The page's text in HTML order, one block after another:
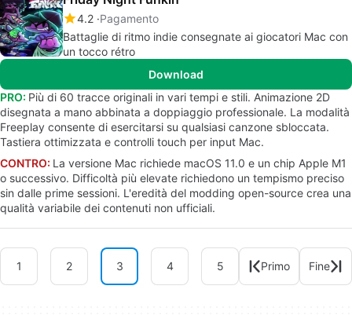
4.2 Pagamento
Battaglie di ritmo indie consegnate ai giocatori Mac con
un tocco rétro
Download
PRO: Più di 60 tracce originali in vari tempi e stili. Animazione 2D
disegnata a mano abbinata a doppiaggio professionale. La modalità
Freeplay consente di esercitarsi su qualsiasi canzone sbloccata.
Tastiera ottimizzata e controlli touch per input Mac.
CONTRO: La versione Mac richiede macOS 11.0 e un chip Apple M1
o successivo. Difficoltà più elevate richiedono un tempismo preciso
sin dalle prime sessioni. L'eredità del modding open-source crea una
qualità variabile dei contenuti non ufficiali.
1 2 3 4 5 Primo Fine